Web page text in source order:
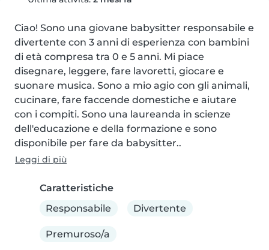
Ciao! Sono una giovane babysitter responsabile e
divertente con 3 anni di esperienza con bambini
di età compresa tra 0 e 5 anni. Mi piace
disegnare, leggere, fare lavoretti, giocare e
suonare musica. Sono a mio agio con gli animali,
cucinare, fare faccende domestiche e aiutare
con i compiti. Sono una laureanda in scienze
dell'educazione e della formazione e sono
disponibile per fare da babysitter..
Leggi di più
Caratteristiche
Responsabile
Divertente
Premuroso/a